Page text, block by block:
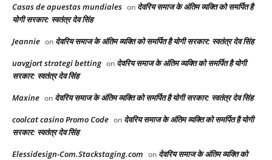
Casas de apuestas mundiales on देवरिय समाज के अंतिम व्यक्ति को समर्पित है
योगी सरकार: स्वतंत्र देव सिंह
Jeannie on देवरिय समाज के अंतिम व्यक्ति को समर्पित है योगी सरकार: स्वतंत्र देव सिंह
uavgjort strategi betting on देवरिय समाज के अंतिम व्यक्ति को समर्पित है योगी
सरकार: स्वतंत्र देव सिंह
Maxine on देवरिय समाज के अंतिम व्यक्ति को समर्पित है योगी सरकार: स्वतंत्र देव सिंह
coolcat casino Promo Code on देवरिय समाज के अंतिम व्यक्ति को समर्पित है योगी
सरकार: स्वतंत्र देव सिंह
Elessidesign-Com.Stackstaging.com on देवरिय समाज के अंतिम व्यक्ति को